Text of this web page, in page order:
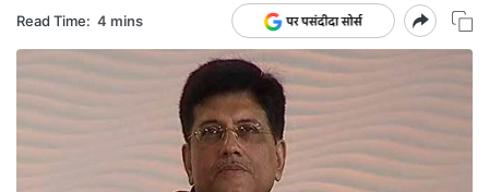
Read Time: 4 mins